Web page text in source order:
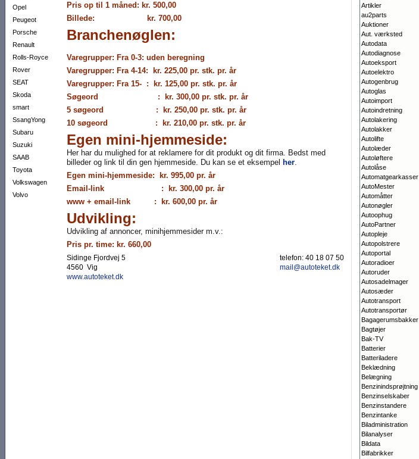
Opel
Peugeot
Porsche
Renault
Rolls-Royce
Rover
SEAT
Skoda
smart
SsangYong
Subaru
Suzuki
SAAB
Toyota
Volkswagen
Volvo
Pris op til 1 måned: kr. 500,00
Billede: kr. 700,00
Branchenøglen:
Varegrupper: Fra 0-3: uden beregning
Varegrupper: Fra 4-14: kr. 225,00 pr. stk. pr. år
Varegrupper: Fra 15- : kr. 125,00 pr. stk. pr. år
Søgeord : kr. 300,00 pr. stk. pr. år
5 søgeord : kr. 250,00 pr. stk. pr. år
10 søgeord : kr. 210,00 pr. stk. pr. år
Egen mini-hjemmeside:
Her har du mulighed for at reklamere for dit produkt og dit firma. Bedst med
billeder og link til din gen hjemmeside. Du kan se et eksempel her.
Egen mini-hjemmeside: kr. 995,00 pr. år
Email-link : kr. 300,00 pr. år
www + email-link : kr. 600,00 pr. år
Udvikling:
Udvikling af annoncer, minihjemmesider m.v.:
Pris pr. time: kr. 660,00
Sidinge Fjordvej 5
4560 Vig
www.autoteket.dk
telefon: 40 18 07 50
mail@autoteket.dk
Artikler
au2parts
Auktioner
Aut. værksted
Autodata
Autodiagnose
Autoeksport
Autoelektro
Autogenbrug
Autoglas
Autoimport
Autoindretning
Autolakering
Autolakker
Autolifte
Autolæder
Autoløftere
Autolåse
Automatgearkasser
AutoMester
Automåtter
Autonøgler
Autoophug
AutoPartner
Autopleje
Autopolstrere
Autoportal
Autoradioer
Autoruder
Autosadelmager
Autosæder
Autotransport
Autotransportør
Bagagerumsbakker
Bagtøjer
Bak-TV
Batterier
Batteriladere
Beklædning
Belægning
Benzinindsprøjtning
Benzinselskaber
Benzinstandere
Benzintanke
Biladministration
Bilanalyser
Bildata
Bilfabrikker